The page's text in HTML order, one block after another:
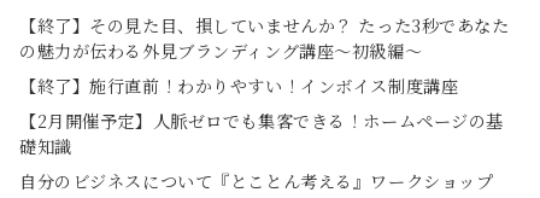
【終了】その見た目、損していませんか？ たった3秒であなた
の魅力が伝わる外見ブランディング講座～初級編～
【終了】施行直前！わかりやすい！インボイス制度講座
【2月開催予定】人脈ゼロでも集客できる！ホームページの基
礎知識
自分のビジネスについて『とことん考える』ワークショップ